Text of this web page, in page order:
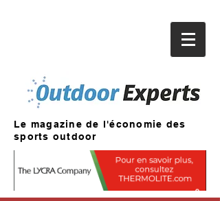
Le magazine de l'économie des
sports outdoor